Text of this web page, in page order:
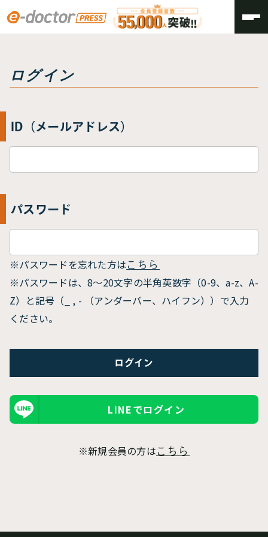
トップ
ログイン
ID（メールアドレス）
パスワード
※パスワードを忘れた方は こちら
※パスワードは、8〜20文字の半角英数字（0-9、a-z、A-
Z）と記号（_ , - （アンダーバー、ハイフン））で入力
ください。
LINEでログイン
※新規会員の方は こちら